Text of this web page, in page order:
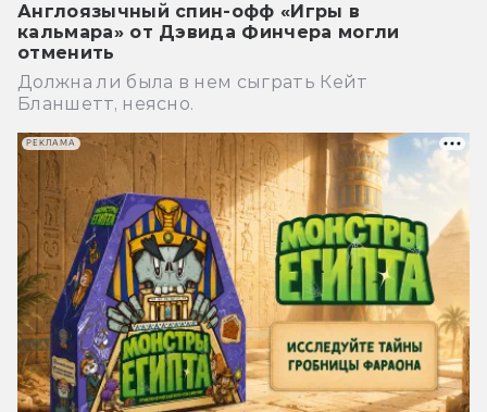
Англоязычный спин-офф «Игры в
кальмара» от Дэвида Финчера могли
отменить
Должна ли была в нем сыграть Кейт
Бланшетт, неясно.
РЕКЛАМА